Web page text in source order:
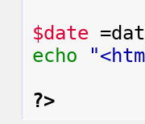
$date =
echo
?>